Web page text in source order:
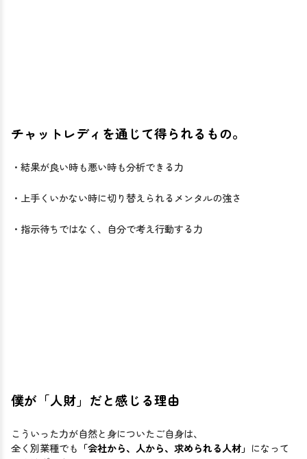
チャットレディを通じて得られるもの。
・結果が良い時も悪い時も分析できる力
・上手くいかない時に切り替えられるメンタルの強さ
・指示待ちではなく、自分で考え行動する力
僕が「人財」だと感じる理由
こういった力が自然と身についたご自身は、
全く別業種でも 「会社から、人から、求められる人材」 になって